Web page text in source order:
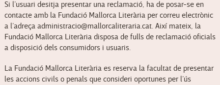
Si l’usuari desitja presentar una reclamació, ha de posar-se en
contacte amb la Fundació Mallorca Literària per correu electrònic
a l’adreça administracio@mallorcaliteraria.cat. Així mateix, la
Fundació Mallorca Literària disposa de fulls de reclamació oficials
a disposició dels consumidors i usuaris.
La Fundació Mallorca Literària es reserva la facultat de presentar
les accions civils o penals que consideri oportunes per l’ús